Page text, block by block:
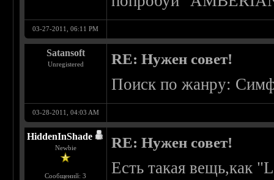
03-27-2011, 06:11 PM
Satansoft
Unregistered RE: Нужен совет!
Поиск по жанру:
03-28-2011, 04:03 AM
HiddenInShade
Newbie
Сообщений: 3
RE: Нужен совет!
Есть такая вещь,как